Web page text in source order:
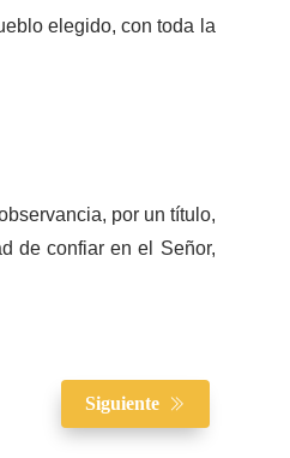
elegido, con toda la
por un título,
de confiar en el Señor,
Siguiente